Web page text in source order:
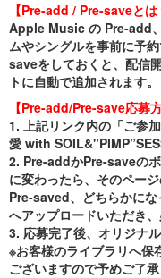
【Pre-add / Pre-saveとは
Apple Music の Pre-add
ムやシングルを事前に予
saveをしておくと、配信
トに自動で追加されます。
【Pre-add/Pre-save応募方
1. 上記リンク内の「ご参
愛 with
2. Pre-addかPre-saveの
に変わったら、そのペー
Pre-saved、どちらかに
へアップロードいただき
3. 応募完了後、オリジナ
※お客様のライブラリへ保
ございますので予めご了